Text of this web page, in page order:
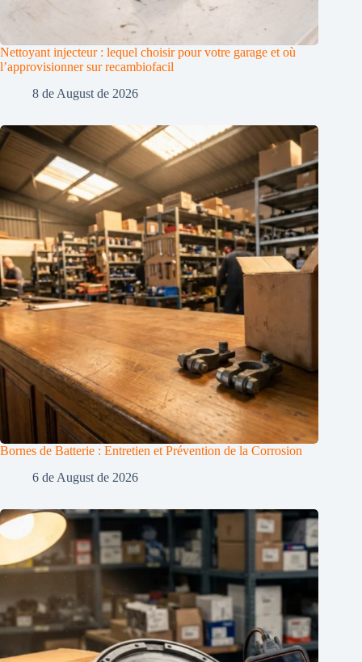
Nettoyant injecteur : lequel choisir pour votre garage et où
l’approvisionner sur recambiofacil
8 de August de 2026
Bornes de Batterie : Entretien et Prévention de la Corrosion
6 de August de 2026